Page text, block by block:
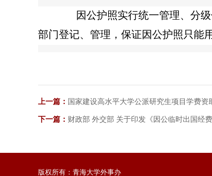
因公护照实行统一管理、分级
部门登记、管理，保证因公护照只能
上一篇： 国家建设高水平大学公派研究生项目学费资
下一篇： 财政部 外交部 关于印发《因公临时出国经
版权所有：青海大学外事办